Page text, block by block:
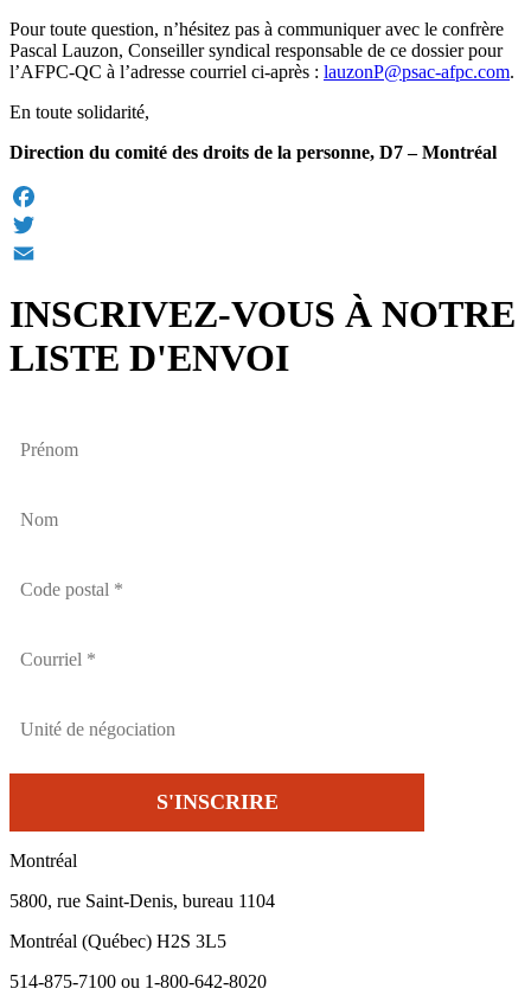
Pour toute question, n’hésitez pas à communiquer avec le confrère
Pascal Lauzon, Conseiller syndical responsable de ce dossier pour
l’AFPC-QC à l’adresse courriel ci-après : lauzonP@psac-afpc.com.
En toute solidarité,
Direction du comité des droits de la personne, D7 – Montréal
Facebook
Twitter
INSCRIVEZ-VOUS À NOTRE
LISTE D'ENVOI
Montréal
5800, rue Saint-Denis, bureau 1104
Montréal (Québec) H2S 3L5
514-875-7100 ou 1-800-642-8020